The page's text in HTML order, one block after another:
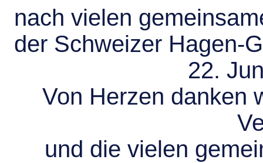
nach vielen
der Schweizer Hagen-
22.
Von Herzen danken
und die vielen